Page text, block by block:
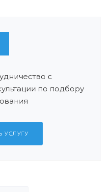
с
по подбору
УСЛУГУ